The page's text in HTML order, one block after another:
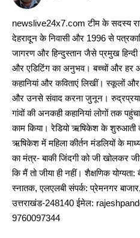
newslive24x7.com टीम के सदस्य
देहरादून के निवासी और 1996 से
जागरण और हिन्दुस्तान जैसे प्रमुख हिन्दी
और एडिटिंग का अनुभव। बच्चों और हर
कहानियां और कविताएं लिखीं। स्कूलों
और उनसे संवाद करना जुनून।
गांवों की अनकही कहानियां लोगों तक
काम किया। रेडियो ऋषिकेश के शुरुआती
ऋषिकेश में महिला कीर्तन मंडलियों के
का मंत्र- बाकी जिंदगी को जी खोलकर
कि मैं तो जीया ही नहीं। शैक्षणिक योग्यता:
स्नातक, एलएलबी संपर्क: प्रेमनगर
उत्तराखंड-248140 ईमेल:
9760097344